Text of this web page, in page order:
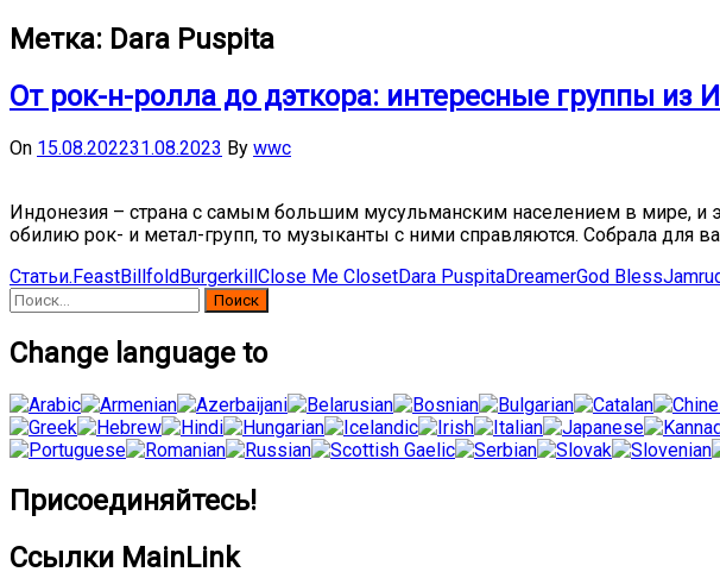
Метка: Dara Puspita
От рок-н-ролла до дэткора: интересные группы из
On 15.08.202231.08.2023 By wwc
Индонезия – страна с самым большим мусульманским населением в мире, и
обилию рок- и метал-групп, то музыканты с ними справляются. Собрала для
Статьи.FeastBillfoldBurgerkillClose Me ClosetDara PuspitaDreamerGod Bless
Найти:
Change language to
Присоединяйтесь!
Ссылки MainLink